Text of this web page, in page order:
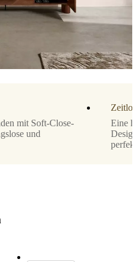
mit Soft-Close-
und
Eine